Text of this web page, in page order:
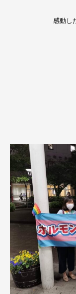
感動し